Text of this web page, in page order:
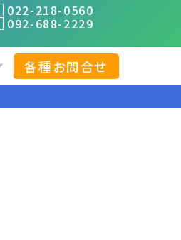
022-218-0560
092-688-2229
各種お問合せ